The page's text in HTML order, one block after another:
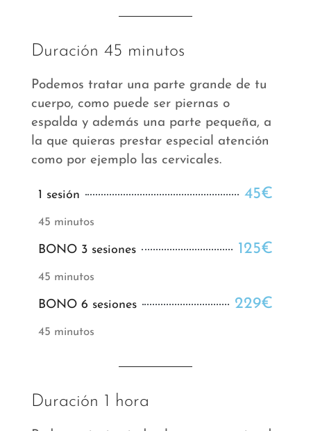
Duración 45 minutos
Podemos tratar una parte grande de tu
cuerpo, como puede ser piernas o
espalda y además una parte pequeña, a
la que quieras prestar especial atención
como por ejemplo las cervicales.
1 sesión 45€
45 minutos
BONO 3 sesiones 125€
45 minutos
BONO 6 sesiones 229€
45 minutos
Duración 1 hora